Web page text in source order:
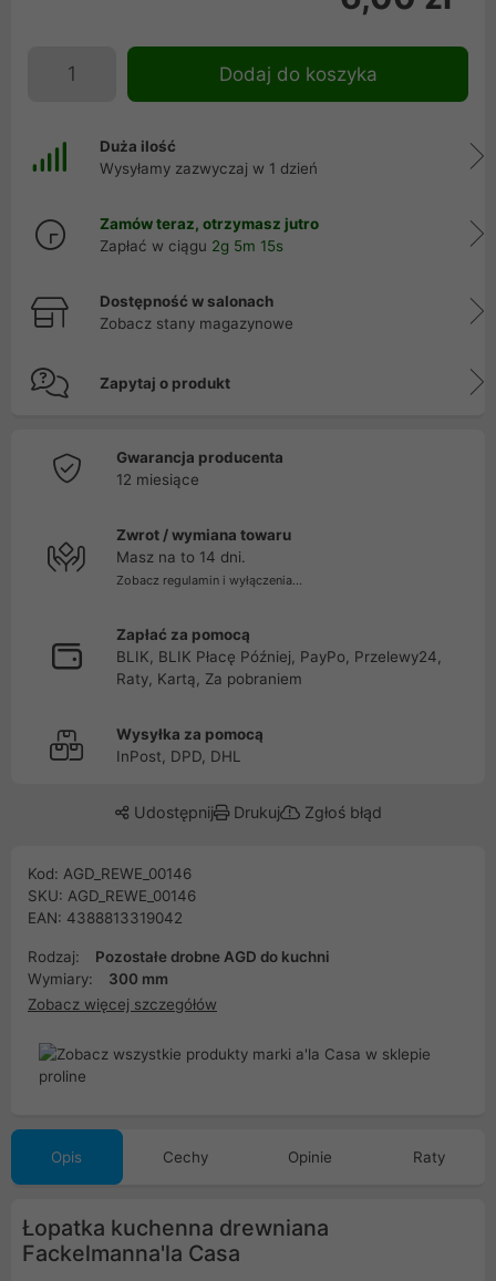
Dodaj do koszyka
Duża ilość
Wysyłamy zazwyczaj w 1 dzień
Zamów teraz, otrzymasz jutro
Zapłać w ciągu 2g 5m 15s
Dostępność w salonach
Zobacz stany magazynowe
Zapytaj o produkt
Gwarancja producenta
12 miesiące
Zwrot / wymiana towaru
Masz na to 14 dni.
Zobacz regulamin i wyłączenia...
Zapłać za pomocą
BLIK, BLIK Płacę Później, PayPo, Przelewy24,
Raty, Kartą, Za pobraniem
Wysyłka za pomocą
InPost, DPD, DHL
Udostępnij Drukuj Zgłoś błąd
Kod: AGD_REWE_00146
SKU: AGD_REWE_00146
EAN: 4388813319042
Rodzaj:
Pozostałe drobne AGD do kuchni
Wymiary:
300 mm
Zobacz więcej szczegółów
Opis Cechy Opinie Raty
Łopatka kuchenna drewniana
Fackelmanna'la Casa